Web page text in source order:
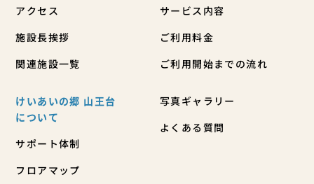
アクセス
施設長挨拶
関連施設一覧
サービス内容
ご利用料金
ご利用開始までの流れ
けいあいの郷 山王台
について
サポート体制
フロアマップ
写真ギャラリー
よくある質問